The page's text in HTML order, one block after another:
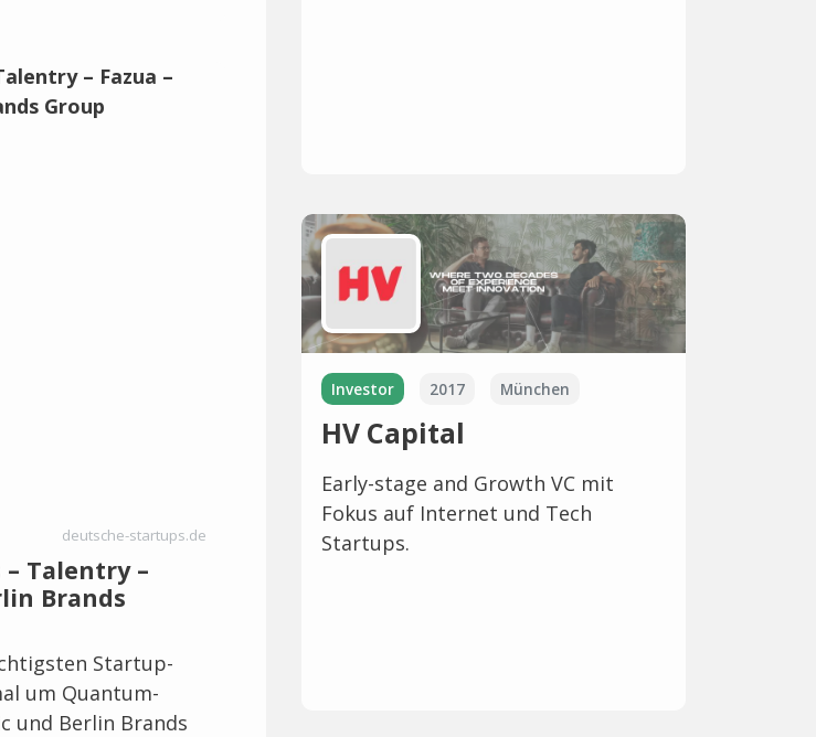
deutsche-startups.de
Talentry –
Brands
Startup-
um Quantum-
und Berlin Brands
Investor 2017 München
HV Capital
Early-stage and Growth VC mit
Fokus auf Internet und Tech
Startups.